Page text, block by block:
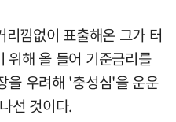
낌없이 표출해온 그가 터
위해 올 들어 기준금리를
을 우려해 '충성심'을 운운
선 것이다.